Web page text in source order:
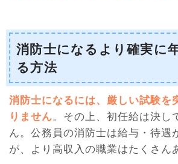
消防士になるより確実に
る方法
消防士になるには、厳しい試験を
りません。その上、初任給は決し
ん。公務員の消防士は給与・待遇
が、より高収入の職業はたくさん